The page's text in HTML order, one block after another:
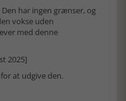
har ingen grænser, og
vokse uden
med denne
2025]
at udgive den.